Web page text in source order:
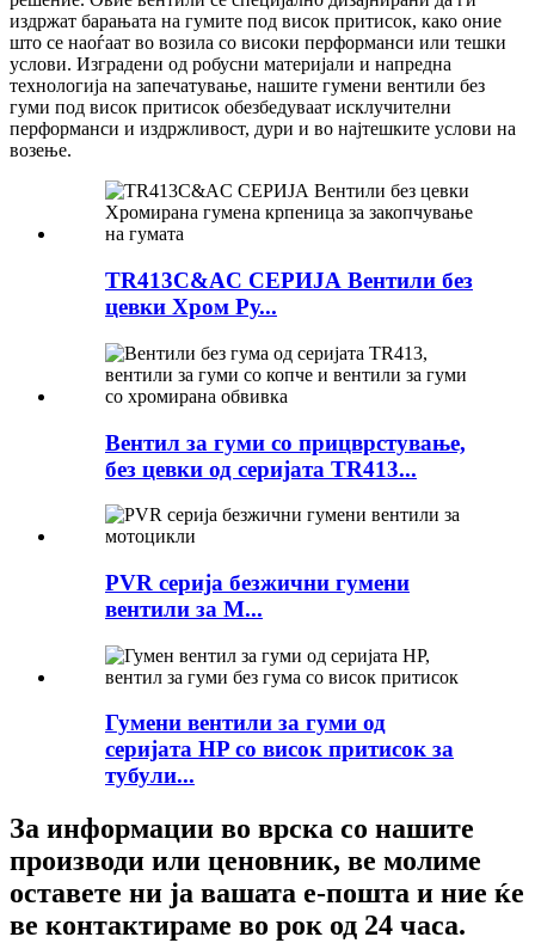
издржат барањата на гумите под висок притисок, како оние
што се наоѓаат во возила со високи перформанси или тешки
услови. Изградени од робусни материјали и напредна
технологија на запечатување, нашите гумени вентили без
гуми под висок притисок обезбедуваат исклучителни
перформанси и издржливост, дури и во најтешките услови на
возење.
TR413C&AC СЕРИЈА Вентили без
цевки Хром Ру...
Вентил за гуми со прицврстување,
без цевки од серијата TR413...
PVR серија безжични гумени
вентили за M...
Гумени вентили за гуми од
серијата HP со висок притисок за
тубули...
За информации во врска со нашите
производи или ценовник, ве молиме
оставете ни ја вашата е-пошта и ние ќе
ве контактираме во рок од 24 часа.